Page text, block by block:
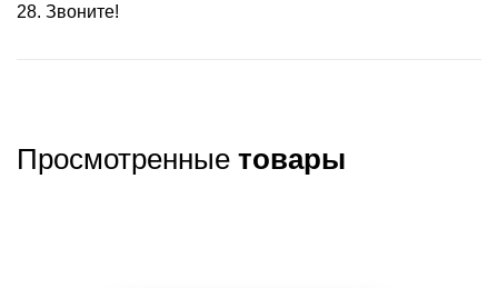
28. Звоните!
Просмотренные товары